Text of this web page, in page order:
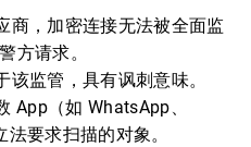
商，加密连接无法被全面监
方请求。
监管，具有讽刺意味。
App（如 WhatsApp、
要求扫描的对象。